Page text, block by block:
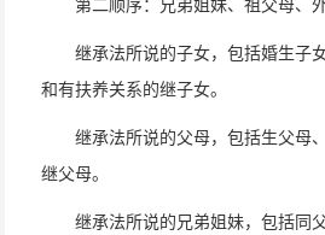
继承法所说的子女，包括婚生子
和有扶养关系的继子女。
继承法所说的父母，包括生父母
继父母。
继承法所说的兄弟姐妹，包括同